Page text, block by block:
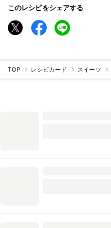
このレシピをシェアする
TOP レシピカード スイーツ